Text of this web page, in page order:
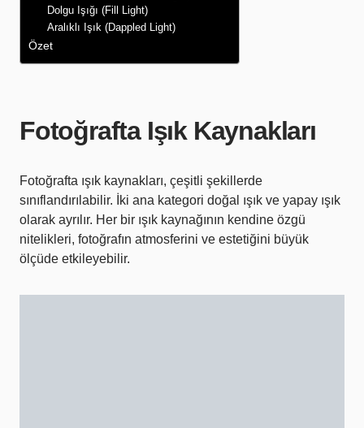
Dolgu Işığı (Fill Light)
Aralıklı Işık (Dappled Light)
Özet
Fotoğrafta Işık Kaynakları
Fotoğrafta ışık kaynakları, çeşitli şekillerde
sınıflandırılabilir. İki ana kategori doğal ışık ve yapay ışık
olarak ayrılır. Her bir ışık kaynağının kendine özgü
nitelikleri, fotoğrafın atmosferini ve estetiğini büyük
ölçüde etkileyebilir.